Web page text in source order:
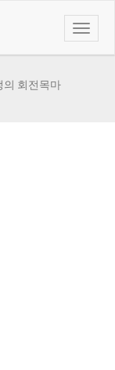
Toggle
의 회전목마